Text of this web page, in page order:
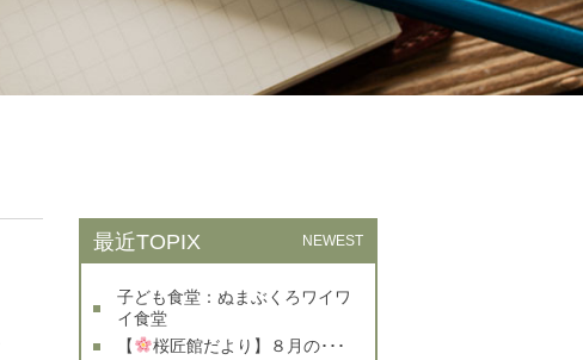
最近TOPIX NEWEST
子ども食堂：ぬまぶくろワイワ
イ食堂
【
桜匠館だより】８月の･･･